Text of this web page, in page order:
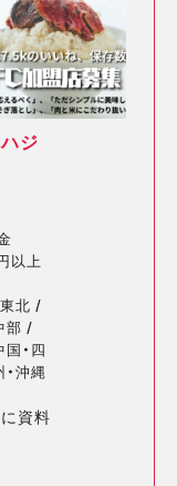
ジ
以上
東北 /
部 /
・四
沖縄
資料